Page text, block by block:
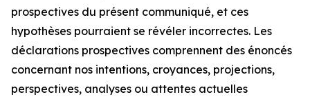
prospectives du présent communiqué, et ces
hypothèses pourraient se révéler incorrectes. Les
déclarations prospectives comprennent des énoncés
concernant nos intentions, croyances, projections,
perspectives, analyses ou attentes actuelles